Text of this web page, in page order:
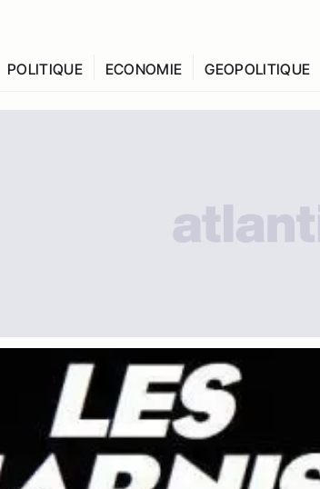
POLITIQUE ECONOMIE GEOPOLITIQUE